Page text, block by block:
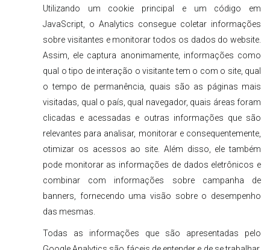
Utilizando um cookie principal e um código em
JavaScript, o Analytics consegue coletar informações
sobre visitantes e monitorar todos os dados do website.
Assim, ele captura anonimamente, informações como
qual o tipo de interação o visitante tem o com o site, qual
o tempo de permanência, quais são as páginas mais
visitadas, qual o país, qual navegador, quais áreas foram
clicadas e acessadas e outras informações que são
relevantes para analisar, monitorar e consequentemente,
otimizar os acessos ao site. Além disso, ele também
pode monitorar as informações de dados eletrônicos e
combinar com informações sobre campanha de
banners, fornecendo uma visão sobre o desempenho
das mesmas.
Todas as informações que são apresentadas pelo